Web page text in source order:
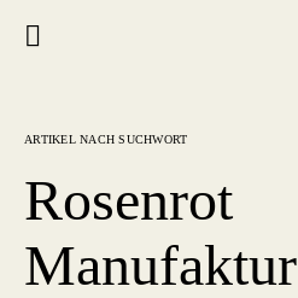
ARTIKEL NACH SUCHWORT
Rosenrot
Manufaktur